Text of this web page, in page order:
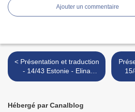
Ajouter un commentaire
< Présentation et traduction
- 14/43 Estonie - Elina
Nechayeva - La forza
Hébergé par Canalblog